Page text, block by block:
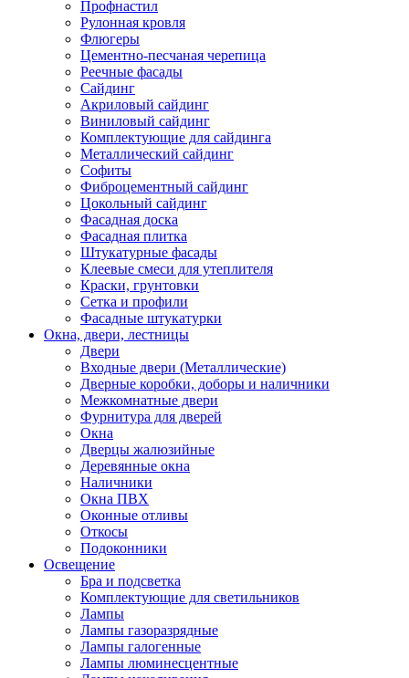
Профнастил
Рулонная кровля
Флюгеры
Цементно-песчаная черепица
Реечные фасады
Сайдинг
Акриловый сайдинг
Виниловый сайдинг
Комплектующие для сайдинга
Металлический сайдинг
Софиты
Фиброцементный сайдинг
Цокольный сайдинг
Фасадная доска
Фасадная плитка
Штукатурные фасады
Клеевые смеси для утеплителя
Краски, грунтовки
Сетка и профили
Фасадные штукатурки
Окна, двери, лестницы
Двери
Входные двери (Металлические)
Дверные коробки, доборы и наличники
Межкомнатные двери
Фурнитура для дверей
Окна
Дверцы жалюзийные
Деревянные окна
Наличники
Окна ПВХ
Оконные отливы
Откосы
Подоконники
Освещение
Бра и подсветка
Комплектующие для светильников
Лампы
Лампы газоразрядные
Лампы галогенные
Лампы люминесцентные